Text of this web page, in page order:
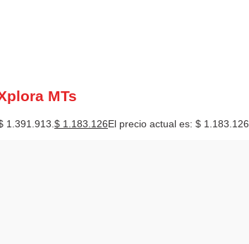
MTs
1.391.913. $ 1.183.126El precio actual es: $ 1.183.126.